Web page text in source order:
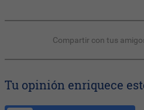
Compartir con tus
Tu opinión enriquece